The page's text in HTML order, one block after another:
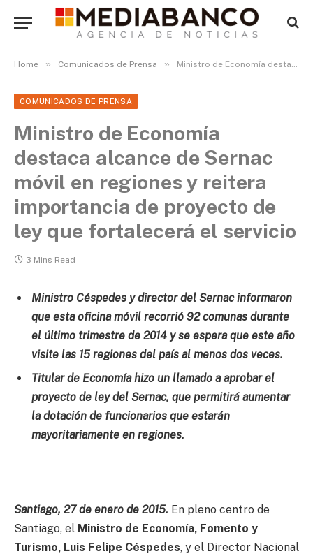
Home » Comunicados de Prensa » Ministro de Economía destaca alcance de Sernac móvil en regiones y reitera importancia de proyecto de ley que fortalecerá el servicio
COMUNICADOS DE PRENSA
Ministro de Economía
destaca alcance de Sernac
móvil en regiones y reitera
importancia de proyecto de
ley que fortalecerá el servicio
3 Mins Read
Ministro Céspedes y director del Sernac informaron
que esta oficina móvil recorrió 92 comunas durante
el último trimestre de 2014 y se espera que este año
visite las 15 regiones del país al menos dos veces.
Titular de Economía hizo un llamado a aprobar el
proyecto de ley del Sernac, que permitirá aumentar
la dotación de funcionarios que estarán
mayoritariamente en regiones.
Santiago, 27 de enero de 2015. En pleno centro de
Santiago, el Ministro de Economía, Fomento y
Turismo, Luis Felipe Céspedes, y el Director Nacional